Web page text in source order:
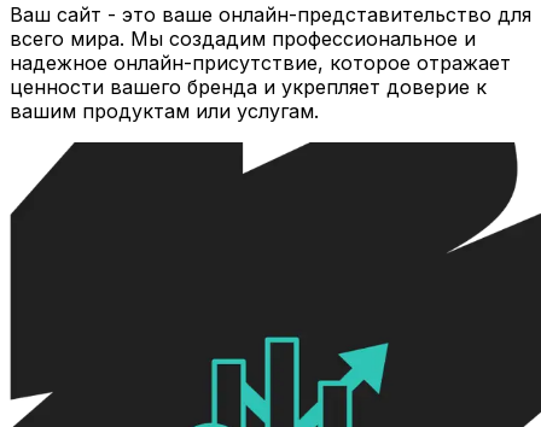
Ваш сайт - это ваше онлайн-представительство для
всего мира. Мы создадим профессиональное и
надежное онлайн-присутствие, которое отражает
ценности вашего бренда и укрепляет доверие к
вашим продуктам или услугам.